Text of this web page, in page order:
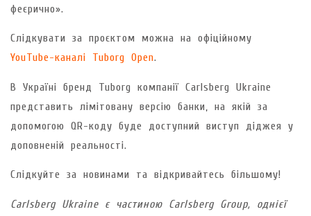
феєрично».
Слідкувати за проєктом можна на офіційному
YouTube-каналі Tuborg Open.
В Україні бренд Tuborg компанії Carlsberg Ukraine
представить лімітовану версію банки, на якій за
допомогою QR-коду буде доступний виступ діджея у
доповненій реальності.
Слідкуйте за новинами та відкривайтесь більшому!
Carlsberg Ukraine є частиною Carlsberg Group, однієї